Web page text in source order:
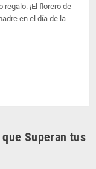
¡El florero de
en el día de la
Superan tus